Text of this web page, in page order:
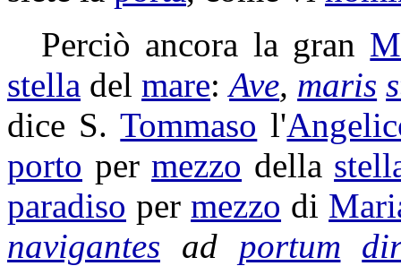
Perciò ancora la gran
stella delmare:Ave, maris
dice S.Tommaso l'
porto permezzo della
paradiso permezzo di
navigantes ad portum